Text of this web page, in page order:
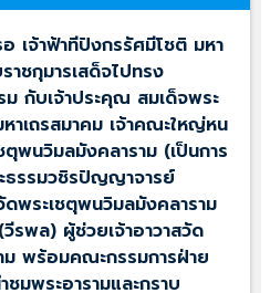
เจ้าฟ้าทีปังกรรัศมีโชติ มหา
าชกุมารเสด็จไปทรง
กับเจ้าประคุณ สมเด็จพระ
าเถรสมาคม เจ้าคณะใหญ่หน
ตุพนวิมลมังคลาราม (เป็นการ
ธรรมวชิรปัญญาจารย์
ดพระเชตุพนวิมลมังคลาราม
รพล) ผู้ช่วยเจ้าอาวาสวัด
ม พร้อมคณะกรรมการฝ่าย
มพระอารามและกราบ